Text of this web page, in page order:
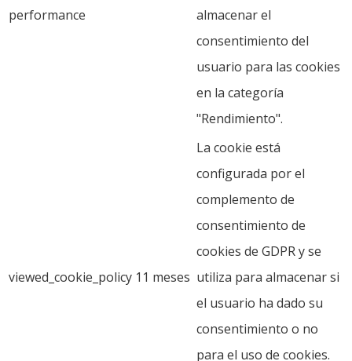
performance
almacenar el
consentimiento del
usuario para las cookies
en la categoría
"Rendimiento".
viewed_cookie_policy 11 meses
La cookie está
configurada por el
complemento de
consentimiento de
cookies de GDPR y se
utiliza para almacenar si
el usuario ha dado su
consentimiento o no
para el uso de cookies.